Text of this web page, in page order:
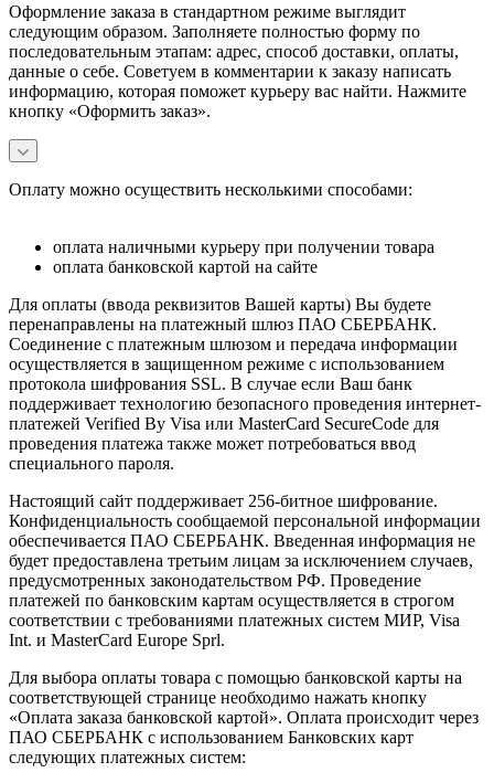
Оформление заказа в стандартном режиме выглядит
следующим образом. Заполняете полностью форму по
последовательным этапам: адрес, способ доставки, оплаты,
данные о себе. Советуем в комментарии к заказу написать
информацию, которая поможет курьеру вас найти. Нажмите
кнопку «Оформить заказ».
Оплату можно осуществить несколькими способами:
оплата наличными курьеру при получении товара
оплата банковской картой на сайте
Для оплаты (ввода реквизитов Вашей карты) Вы будете
перенаправлены на платежный шлюз ПАО СБЕРБАНК.
Соединение с платежным шлюзом и передача информации
осуществляется в защищенном режиме с использованием
протокола шифрования SSL. В случае если Ваш банк
поддерживает технологию безопасного проведения интернет-
платежей Verified By Visa или MasterCard SecureCode для
проведения платежа также может потребоваться ввод
специального пароля.
Настоящий сайт поддерживает 256-битное шифрование.
Конфиденциальность сообщаемой персональной информации
обеспечивается ПАО СБЕРБАНК. Введенная информация не
будет предоставлена третьим лицам за исключением случаев,
предусмотренных законодательством РФ. Проведение
платежей по банковским картам осуществляется в строгом
соответствии с требованиями платежных систем МИР, Visa
Int. и MasterCard Europe Sprl.
Для выбора оплаты товара с помощью банковской карты на
соответствующей странице необходимо нажать кнопку
«Оплата заказа банковской картой». Оплата происходит через
ПАО СБЕРБАНК с использованием Банковских карт
следующих платежных систем: